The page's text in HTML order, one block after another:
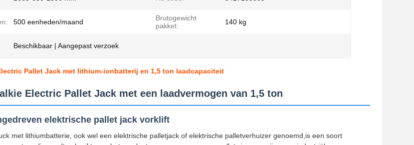
500 eenheden/maand
Brutogewicht
pakket:
140 kg
Beschikbaar | Aangepast verzoek
Pallet Jack met lithium-ionbatterij en 1,5 ton laadcapaciteit
Electric Pallet Jack met een laadvermogen van 1,5 ton
elektrische pallet jack vorklift
met lithiumbatterie, ook wel een elektrische palletjack of elektrische palletverhuizer genoemd,is een soort